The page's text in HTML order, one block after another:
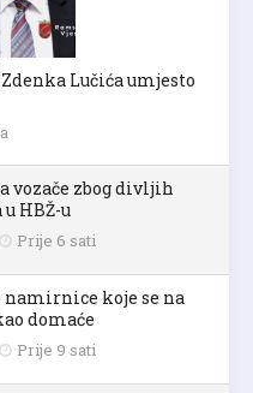
Lučića umjesto
vozače zbog divljih
HBŽ-u
Prije 6 sati
namirnice koje se na
domaće
Prije 9 sati